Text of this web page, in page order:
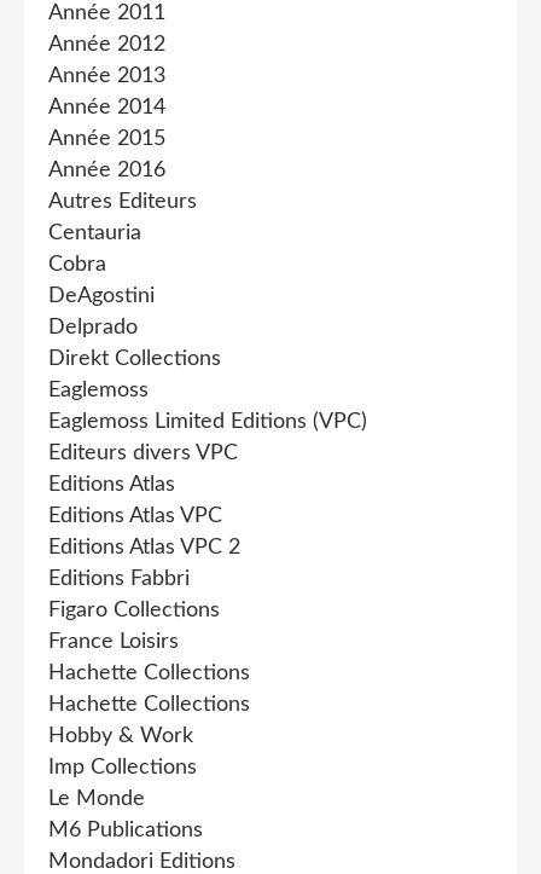
Année 2011
Année 2012
Année 2013
Année 2014
Année 2015
Année 2016
Autres Editeurs
Centauria
Cobra
DeAgostini
Delprado
Direkt Collections
Eaglemoss
Eaglemoss Limited Editions (VPC)
Editeurs divers VPC
Editions Atlas
Editions Atlas VPC
Editions Atlas VPC 2
Editions Fabbri
Figaro Collections
France Loisirs
Hachette Collections
Hachette Collections
Hobby & Work
Imp Collections
Le Monde
M6 Publications
Mondadori Editions